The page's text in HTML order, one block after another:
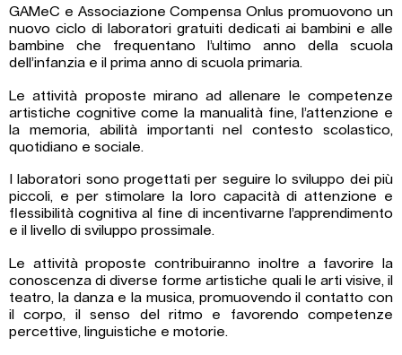
GAMeC e Associazione Compensa Onlus promuovono un
nuovo ciclo di laboratori gratuiti dedicati ai bambini e alle
bambine che frequentano l’ultimo anno della scuola
dell’infanzia e il prima anno di scuola primaria.
Le attività proposte mirano ad allenare le competenze
artistiche cognitive come la manualità fine, l’attenzione e
la memoria, abilità importanti nel contesto scolastico,
quotidiano e sociale.
I laboratori sono progettati per seguire lo sviluppo dei più
piccoli, e per stimolare la loro capacità di attenzione e
flessibilità cognitiva al fine di incentivarne l’apprendimento
e il livello di sviluppo prossimale.
Le attività proposte contribuiranno inoltre a favorire la
conoscenza di diverse forme artistiche quali le arti visive, il
teatro, la danza e la musica, promuovendo il contatto con
il corpo, il senso del ritmo e favorendo competenze
percettive, linguistiche e motorie.